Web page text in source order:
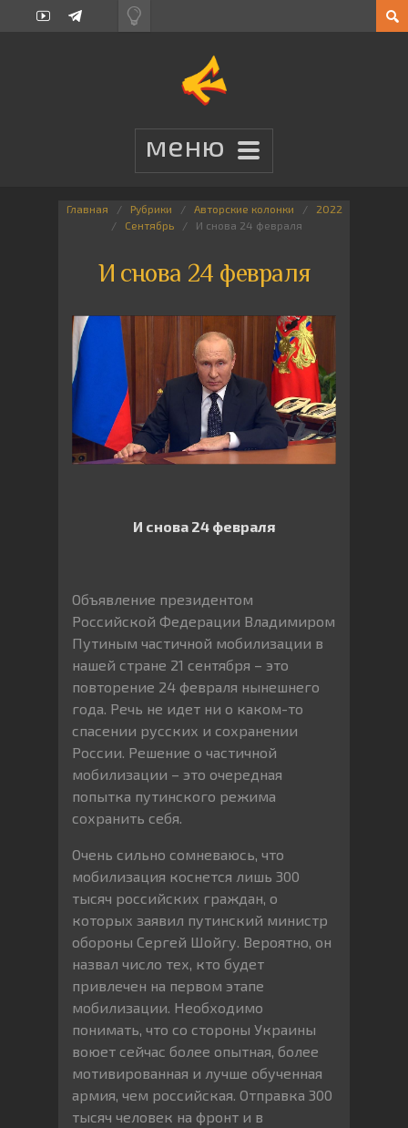
Главная Рубрики Авторские колонки
2022
Сентябрь
И снова 24 февраля
И снова 24 февраля
И снова 24 февраля
Объявление президентом
Российской Федерации Владимиром
Путиным частичной мобилизации в
нашей стране 21 сентября – это
повторение 24 февраля нынешнего
года. Речь не идет ни о каком-то
спасении русских и сохранении
России. Решение о частичной
мобилизации – это очередная
попытка путинского режима
сохранить себя.
Очень сильно сомневаюсь, что
мобилизация коснется лишь 300
тысяч российских граждан, о
которых заявил путинский министр
обороны Сергей Шойгу. Вероятно, он
назвал число тех, кто будет
привлечен на первом этапе
мобилизации. Необходимо
понимать, что со стороны Украины
воюет сейчас более опытная, более
мотивированная и лучше обученная
армия, чем российская. Отправка 300
тысяч человек на фронт и в